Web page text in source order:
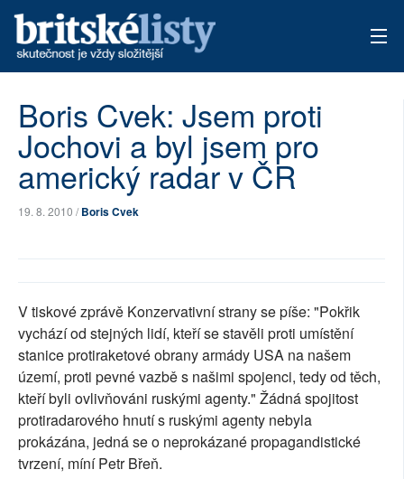
ARCHIV
TÉMATA
AUTOŘI
Boris Cvek: Jsem proti
Jochovi a byl jsem pro
americký radar v ČR
19. 8. 2010 /Boris Cvek
V tiskové zprávě Konzervativní strany se píše: "Pokřik
vychází od stejných lidí, kteří se stavěli proti umístění
stanice protiraketové obrany armády USA na našem
území, proti pevné vazbě s našimi spojenci, tedy od těch,
kteří byli ovlivňováni ruskými agenty." Žádná spojitost
protiradarového hnutí s ruskými agenty nebyla
prokázána, jedná se o neprokázané propagandistické
tvrzení, míní Petr Břeň.